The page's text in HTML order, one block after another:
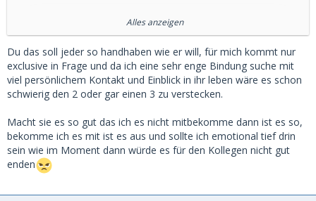
30 ONS disqualifizieren eine Frau also ein SB zu sein...? ach
ich liebe dein eingeschränkte Sichtweise. Männer die im
McFit 30 Weiber wegflexen sind ok? Oder sind die auch
disqulifiziert als künftiger SD wenn sie altern und bezahlen
müssen?
Das mit dem "nur einen" zieht sich bei dir wie ein roter
Faden durch deine Beträge... hast du den Schwanzvergleich
schon so oft verloren oder woher rührt dein Bedürfnis, der
Einzige zu sein?
Komm wir versuchen was: Stell dir mal vor du wärst eine
Alles anzeigen
Du das soll jeder so handhaben wie er will, für mich kommt nur
exclusive in Frage und da ich eine sehr enge Bindung suche mit
viel persönlichem Kontakt und Einblick in ihr leben wäre es schon
schwierig den 2 oder gar einen 3 zu verstecken.
Macht sie es so gut das ich es nicht mitbekomme dann ist es so,
bekomme ich es mit ist es aus und sollte ich emotional tief drin
sein wie im Moment dann würde es für den Kollegen nicht gut
enden